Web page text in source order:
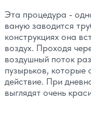
Эта процедура -
ваную заводится
конструкциях она
воздух. Проходя
воздушный поток
пузырьков,
действие. При
выглядят очень